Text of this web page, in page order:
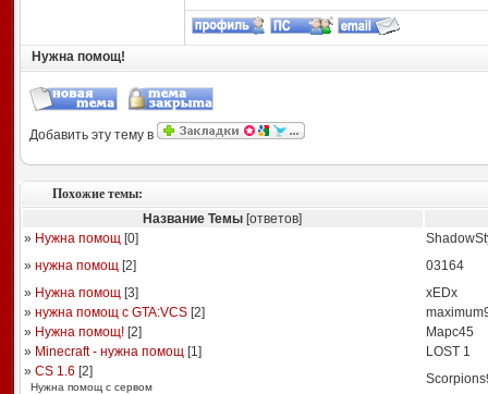
Нужна помощ!
Добавить эту тему в
Похожие темы:
Название Темы [ответов]
» Нужна помощ[0]
» нужна помощ[2]
03164
» Нужна помощ[3]
xEDx
» нужна помощ с GTA:VCS[2]
» Нужна помощ![2]
Mapc45
» Minecraft - нужна помощ[1]
LOST 1
» CS 1.6 [2]
Нужна помощ с сервом